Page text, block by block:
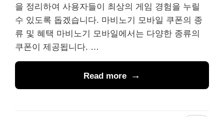
을 정리하여 사용자들이 최상의 게임 경험을 누릴
수 있도록 돕겠습니다. 마비노기 모바일 쿠폰의 종
류 및 혜택 마비노기 모바일에서는 다양한 종류의
쿠폰이 제공됩니다. …
Read more